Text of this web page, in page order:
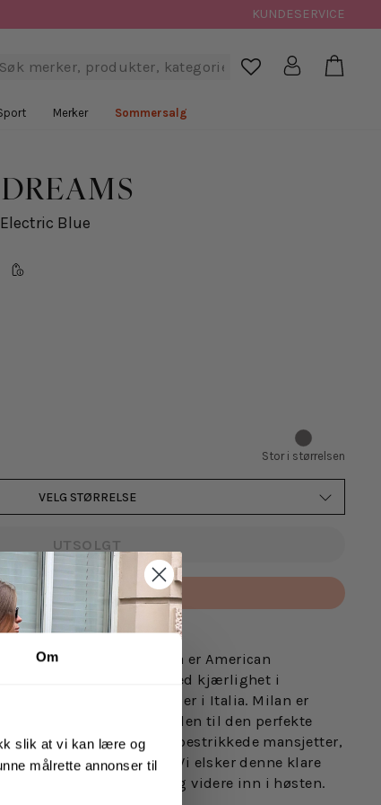
Om
slik at vi kan lære og
målrette annonser til
KUNDESERVICE
Søk  Logg inn
Merker Sommersalg
Blue
Stor i størrelsen
VELG STØRRELSE
UTSOLGT
Betal med
American Dreams. Milana er American
Den er designet med kjærlighet i
omtanke rundt alle detaljer i Italia. Milan er
mohairmiks - som gjør den til den perfekte
har løse ermer med ribbestrikkede mansjetter,
en oversized passform. Vi elsker denne klare
til sensommerdagene, og videre inn i høsten.